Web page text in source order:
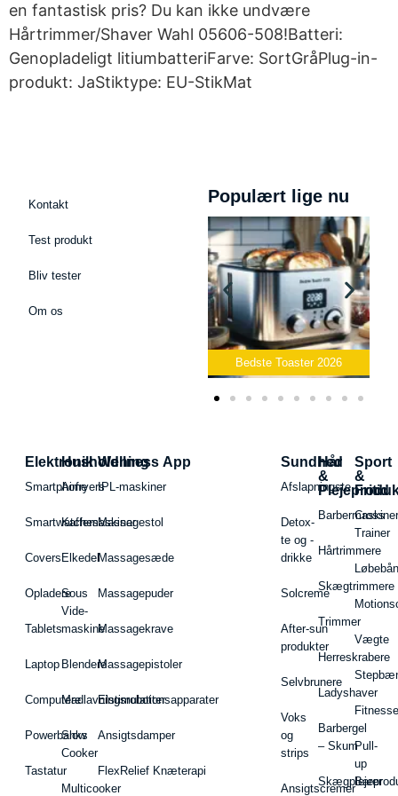
en fantastisk pris? Du kan ikke undvære
Hårtrimmer/Shaver Wahl 05606-508!Batteri:
Genopladeligt litiumbatteriFarve: SortGråPlug-in-
produkt: JaStiktype: EU-StikMat
Kontakt
Test produkt
Bliv tester
Om os
Populært lige nu
Bedste Toaster 2026
Elektronik
Smartphone
Smartwatches
Covers
Opladere
Tablets
Laptop
Computere
Powerbanks
Tastatur
Husholdning
Airfryers
Kaffemaskiner
Elkedel
Sous
Vide-
maskine
Blendere
Madlavningsrobotter
Slow
Cooker
Multicooker
Wellness App
IPL-maskiner
Massagestol
Massagesæde
Massagepuder
Massagekrave
Massagepistoler
Elstimulationsapparater
Ansigtsdamper
FlexRelief Knæterapi
Sundhed
Afslapningste
Detox-
te og -
drikke
Solcreme
After-sun
produkter
Selvbrunere
Voks
og
strips
Ansigtscremer
Hår
&
Hårtrimmere
Skægtrimmere
Trimmer
Herreskrabere
Ladyshaver
Barbergel
– Skum
Sport
&
Fritid
Cross
Trainer
Vægte
Pull-
up
Barer